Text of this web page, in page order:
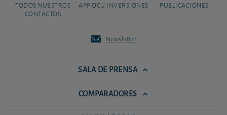
TODOS NUESTROS
CONTACTOS
APP OCU INVERSIONES PUBLICACIONES
Newsletter
SALA DE PRENSA
COMPARADORES